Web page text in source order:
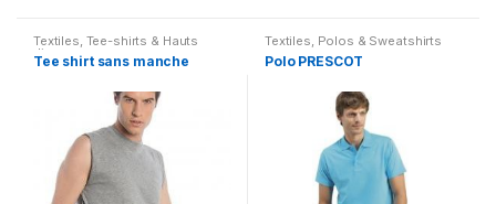
Textiles, Tee-shirts & Hauts
divers
Tee shirt sans manche
Textiles, Polos & Sweatshirts
Polo PRESCOT